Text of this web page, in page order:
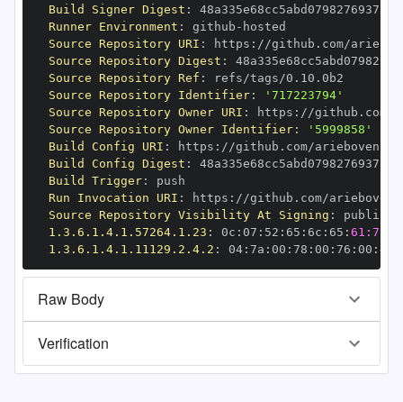
Build Signer Digest :
Runner Environment : github -
Source Repository URI : https :
Source Repository Digest :
Source Repository Ref :
Source Repository Identifier:
'717223794'
Source Repository Owner URI : https :
Source Repository Owner Identifier:
'5999858'
Build Config URI : https :
Build Config Digest :
Build Trigger:
Run Invocation URI : https :
Source Repository Visibility At Signing :
1.3.6.1.4.1.57264.1.23 : 0c : 07 : 52 : 65 : 6c : 65 :
1.3.6.1.4.1.11129.2.4.2 : 04: 7a : 00 : 78 : 00 : 76 : 00 : dd
Raw Body
Verification